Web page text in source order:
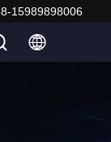
15989898006